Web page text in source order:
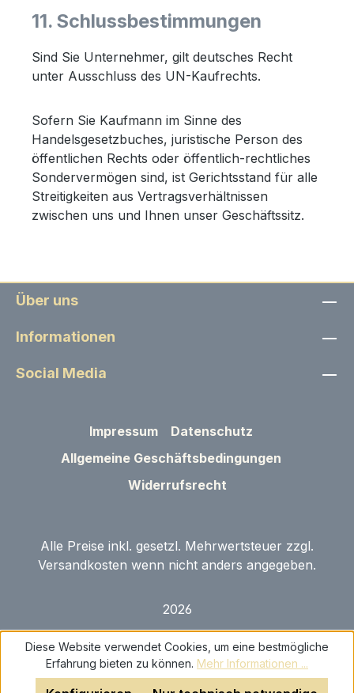
11. Schlussbestimmungen
Sind Sie Unternehmer, gilt deutsches Recht
unter Ausschluss des UN-Kaufrechts.
Sofern Sie Kaufmann im Sinne des
Handelsgesetzbuches, juristische Person des
öffentlichen Rechts oder öffentlich-rechtliches
Sondervermögen sind, ist Gerichtsstand für alle
Streitigkeiten aus Vertragsverhältnissen
zwischen uns und Ihnen unser Geschäftssitz.
Über uns
Informationen
Social Media
Impressum
Datenschutz
Allgemeine Geschäftsbedingungen
Widerrufsrecht
Alle Preise inkl. gesetzl. Mehrwertsteuer zzgl.
Versandkosten wenn nicht anders angegeben.
2026
Diese Website verwendet Cookies, um eine bestmögliche
Erfahrung bieten zu können. Mehr Informationen ...